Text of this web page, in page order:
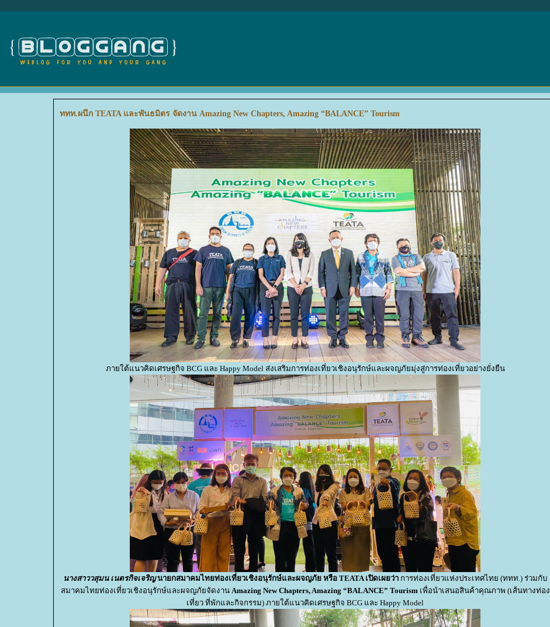
ททท.ผนึก TEATA และพันธมิตร จัดงาน Amazing New Chapters, Amazing “BALANCE” Tourism
ภายใต้แนวคิดเศรษฐกิจ BCG และ Happy Model ส่งเสริมการท่องเที่ยวเชิงอนุรักษ์และผจญภัยมุ่งสู่การท่องเที่ยวอย่างยั่งยืน
นางสาววสุมน เนตรกิจเจริญนายกสมาคมไทยท่องเที่ยวเชิงอนุรักษ์และผจญภัย หรือ TEATA เปิดเผยว่า การท่องเที่ยวแห่งประเทศไทย (ททท.) ร่วมกับ
สมาคมไทยท่องเที่ยวเชิงอนุรักษ์และผจญภัยจัดงาน Amazing New Chapters, Amazing “BALANCE” Tourismเพื่อนำเสนอสินค้าคุณภาพ (เส้นทางท่อง
เที่ยว ที่พักและกิจกรรม) ภายใต้แนวคิดเศรษฐกิจ BCG และ Happy Model